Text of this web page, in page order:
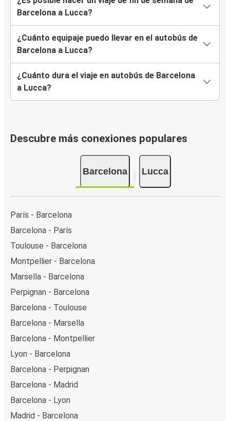
Barcelona a Lucca?
¿Cuánto equipaje puedo llevar en el autobús de
Barcelona a Lucca?
¿Cuánto dura el viaje en autobús de Barcelona
a Lucca?
Descubre más conexiones populares
Barcelona Lucca
París - Barcelona
Barcelona - París
Toulouse - Barcelona
Montpellier - Barcelona
Marsella - Barcelona
Perpignan - Barcelona
Barcelona - Toulouse
Barcelona - Marsella
Barcelona - Montpellier
Lyon - Barcelona
Barcelona - Perpignan
Barcelona - Madrid
Barcelona - Lyon
Madrid - Barcelona